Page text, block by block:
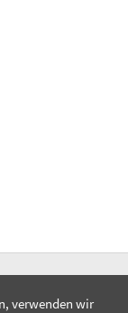
verwenden wir